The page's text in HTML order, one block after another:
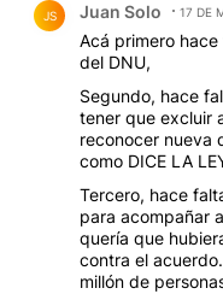
JS Juan Solo 17 DE
Acá primero
del DNU,
Segundo, hace
tener que excluir
reconocer nueva
como DICE LA
Tercero, hace
para acompañar
quería que
contra el
millón de